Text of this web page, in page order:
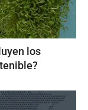
los